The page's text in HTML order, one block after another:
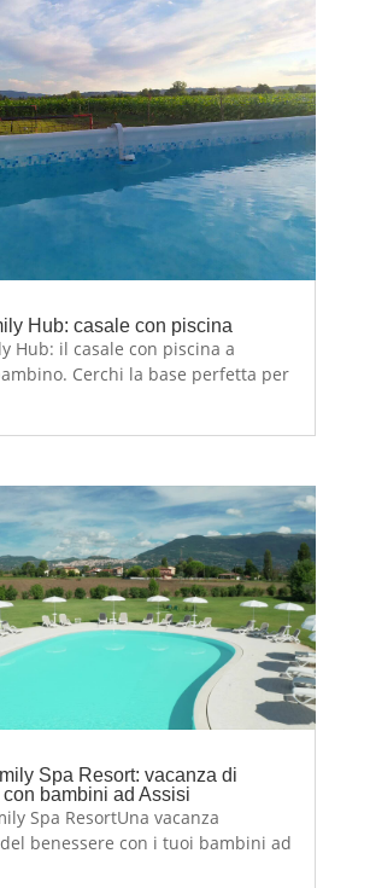
Hub: casale con piscina
Hub: il casale con piscina a
Cerchi la base perfetta per
in famiglia in Umbria?
Spa Resort: vacanza di
bambini ad Assisi
Spa ResortUna vacanza
benessere con i tuoi bambini ad
Hotel Umbria Family Spa